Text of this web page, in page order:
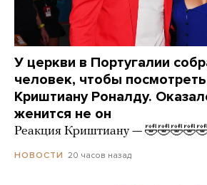
У церкви в Португалии
человек, чтобы
Криштиану Роналду.
женится не он
Реакция Криштиану —
НОВОСТИ 20 часов назад